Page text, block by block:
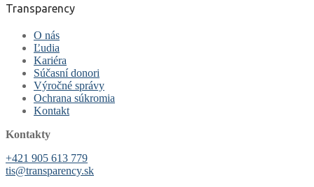
Transparency
O nás
Ľudia
Kariéra
Súčasní donori
Výročné správy
Ochrana súkromia
Kontakt
Kontakty
+421 905 613 779
tis@transparency.sk